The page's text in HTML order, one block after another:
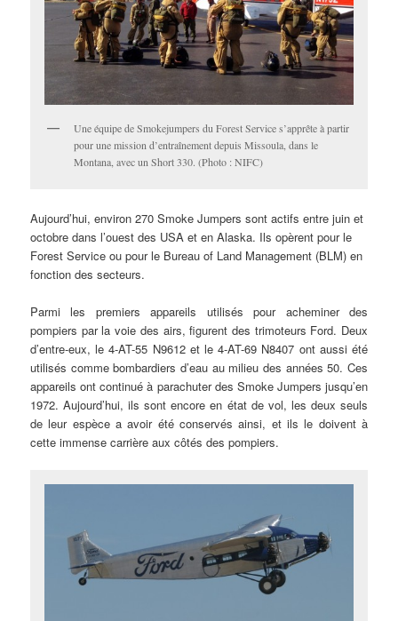
Une équipe de Smokejumpers du Forest Service s’apprête à partir
pour une mission d’entraînement depuis Missoula, dans le
Montana, avec un Short 330. (Photo : NIFC)
Aujourd’hui, environ 270 Smoke Jumpers sont actifs entre juin et
octobre dans l’ouest des USA et en Alaska. Ils opèrent pour le
Forest Service ou pour le Bureau of Land Management (BLM) en
fonction des secteurs.
Parmi les premiers appareils utilisés pour acheminer des
pompiers par la voie des airs, figurent des trimoteurs Ford. Deux
d’entre-eux, le 4-AT-55 N9612 et le 4-AT-69 N8407 ont aussi été
utilisés comme bombardiers d’eau au milieu des années 50. Ces
appareils ont continué à parachuter des Smoke Jumpers jusqu’en
1972. Aujourd’hui, ils sont encore en état de vol, les deux seuls
de leur espèce a avoir été conservés ainsi, et ils le doivent à
cette immense carrière aux côtés des pompiers.